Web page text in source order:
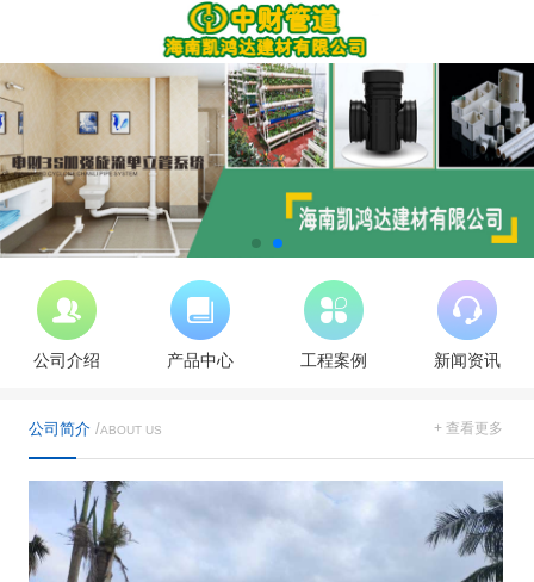
公司介绍 产品中心 工程案例 新闻资讯
公司简介 /ABOUT US + 查看更多